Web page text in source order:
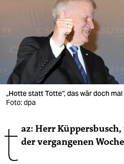
verlag
veranstaltungen
shop
fragen & hilfe
abo
genossenschaft
„Hotte statt Totte“, das wär doch
Foto: dpa
t az: Herr
der vergangenen